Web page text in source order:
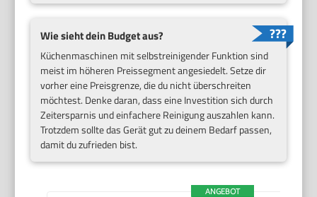
Wie sieht dein Budget aus?
Küchenmaschinen mit selbstreinigender Funktion sind
meist im höheren Preissegment angesiedelt. Setze dir
vorher eine Preisgrenze, die du nicht überschreiten
möchtest. Denke daran, dass eine Investition sich durch
Zeitersparnis und einfachere Reinigung auszahlen kann.
Trotzdem sollte das Gerät gut zu deinem Bedarf passen,
damit du zufrieden bist.
ANGEBOT